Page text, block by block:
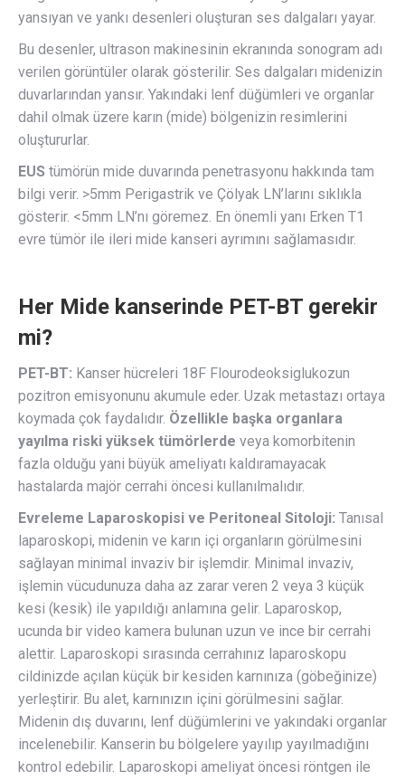
yansıyan ve yankı desenleri oluşturan ses dalgaları yayar.
Bu desenler, ultrason makinesinin ekranında sonogram adı
verilen görüntüler olarak gösterilir. Ses dalgaları midenizin
duvarlarından yansır. Yakındaki lenf düğümleri ve organlar
dahil olmak üzere karın (mide) bölgenizin resimlerini
oluştururlar.
EUS tümörün mide duvarında penetrasyonu hakkında tam
bilgi verir. >5mm Perigastrik ve Çölyak LN’larını sıklıkla
gösterir. <5mm LN’nı göremez. En önemli yanı Erken T1
evre tümör ile ileri mide kanseri ayrımını sağlamasıdır.
Her Mide kanserinde PET-BT gerekir
mi?
PET-BT: Kanser hücreleri 18F Flourodeoksiglukozun
pozitron emisyonunu akumule eder. Uzak metastazı ortaya
koymada çok faydalıdır. Özellikle başka organlara
yayılma riski yüksek tümörlerde veya komorbitenin
fazla olduğu yani büyük ameliyatı kaldıramayacak
hastalarda majör cerrahi öncesi kullanılmalıdır.
Evreleme Laparoskopisi ve Peritoneal Sitoloji: Tanısal
laparoskopi, midenin ve karın içi organların görülmesini
sağlayan minimal invaziv bir işlemdir. Minimal invaziv,
işlemin vücudunuza daha az zarar veren 2 veya 3 küçük
kesi (kesik) ile yapıldığı anlamına gelir. Laparoskop,
ucunda bir video kamera bulunan uzun ve ince bir cerrahi
alettir. Laparoskopi sırasında cerrahınız laparoskopu
cildinizde açılan küçük bir kesiden karnınıza (göbeğinize)
yerleştirir. Bu alet, karnınızın içini görülmesini sağlar.
Midenin dış duvarını, lenf düğümlerini ve yakındaki organlar
incelenebilir. Kanserin bu bölgelere yayılıp yayılmadığını
kontrol edebilir. Laparoskopi ameliyat öncesi röntgen ile